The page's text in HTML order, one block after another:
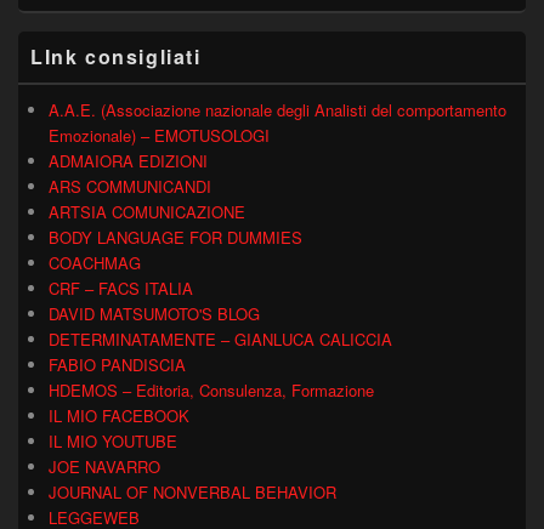
LInk consigliati
A.A.E. (Associazione nazionale degli Analisti del comportamento
Emozionale) – EMOTUSOLOGI
ADMAIORA EDIZIONI
ARS COMMUNICANDI
ARTSIA COMUNICAZIONE
BODY LANGUAGE FOR DUMMIES
COACHMAG
CRF – FACS ITALIA
DAVID MATSUMOTO'S BLOG
DETERMINATAMENTE – GIANLUCA CALICCIA
FABIO PANDISCIA
HDEMOS – Editoria, Consulenza, Formazione
IL MIO FACEBOOK
IL MIO YOUTUBE
JOE NAVARRO
JOURNAL OF NONVERBAL BEHAVIOR
LEGGEWEB